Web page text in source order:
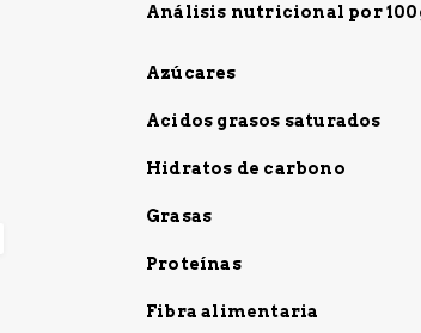
Análisis nutricional por
Azúcares
Acidos grasos saturados
Hidratos de carbono
Grasas
Proteínas
Fibra alimentaria